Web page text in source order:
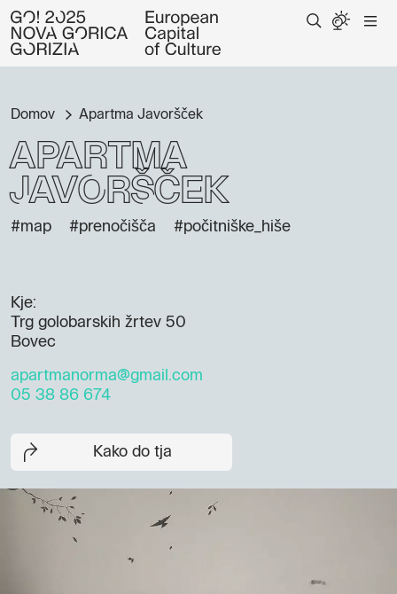
Domov Apartma Javoršček
Apartma
Javoršček
#map #prenočišča #počitniške_hiše
Kje:
Trg golobarskih žrtev 50
Bovec
apartmanorma@gmail.com
05 38 86 674
Kako do tja